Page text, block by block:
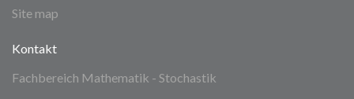
Site map
Kontakt
Fachbereich Mathematik - Stochastik